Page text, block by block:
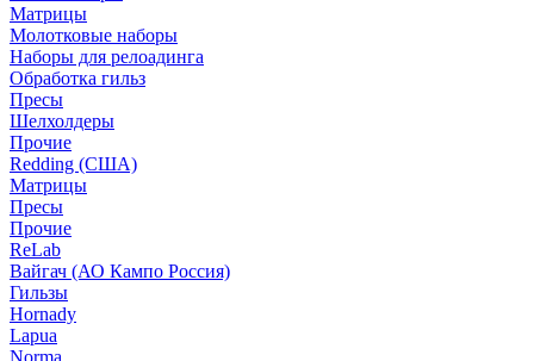
Матрицы
Молотковые наборы
Наборы для релоадинга
Обработка гильз
Пресы
Шелхолдеры
Прочие
Redding (США)
Матрицы
Пресы
Прочие
ReLab
Вайгач (АО Кампо Россия)
Гильзы
Hornady
Lapua
Norma